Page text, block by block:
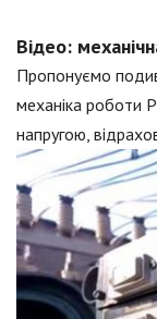
Відео:
Пропонуємо
механіка роботи
напругою,